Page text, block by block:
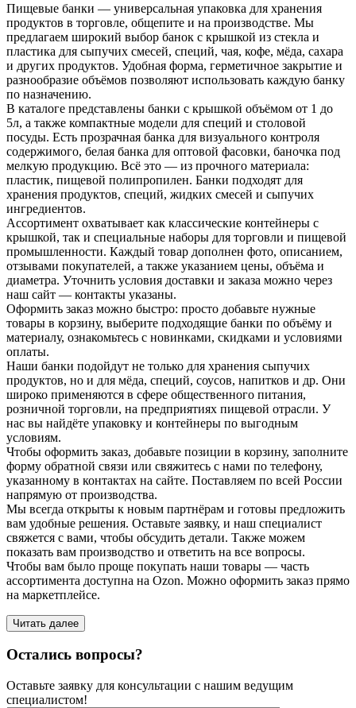
Пищевые банки — универсальная упаковка для хранения
продуктов в торговле, общепите и на производстве. Мы
предлагаем широкий выбор банок с крышкой из стекла и
пластика для сыпучих смесей, специй, чая, кофе, мёда, сахара
и других продуктов. Удобная форма, герметичное закрытие и
разнообразие объёмов позволяют использовать каждую банку
по назначению.
В каталоге представлены банки с крышкой объёмом от 1 до
5л, а также компактные модели для специй и столовой
посуды. Есть прозрачная банка для визуального контроля
содержимого, белая банка для оптовой фасовки, баночка под
мелкую продукцию. Всё это — из прочного материала:
пластик, пищевой полипропилен. Банки подходят для
хранения продуктов, специй, жидких смесей и сыпучих
ингредиентов.
Ассортимент охватывает как классические контейнеры с
крышкой, так и специальные наборы для торговли и пищевой
промышленности. Каждый товар дополнен фото, описанием,
отзывами покупателей, а также указанием цены, объёма и
диаметра. Уточнить условия доставки и заказа можно через
наш сайт — контакты указаны.
Оформить заказ можно быстро: просто добавьте нужные
товары в корзину, выберите подходящие банки по объёму и
материалу, ознакомьтесь с новинками, скидками и условиями
оплаты.
Наши банки подойдут не только для хранения сыпучих
продуктов, но и для мёда, специй, соусов, напитков и др. Они
широко применяются в сфере общественного питания,
розничной торговли, на предприятиях пищевой отрасли. У
нас вы найдёте упаковку и контейнеры по выгодным
условиям.
Чтобы оформить заказ, добавьте позиции в корзину, заполните
форму обратной связи или свяжитесь с нами по телефону,
указанному в контактах на сайте. Поставляем по всей России
напрямую от производства.
Мы всегда открыты к новым партнёрам и готовы предложить
вам удобные решения. Оставьте заявку, и наш специалист
свяжется с вами, чтобы обсудить детали. Также можем
показать вам производство и ответить на все вопросы.
Чтобы вам было проще покупать наши товары — часть
ассортимента доступна на Ozon. Можно оформить заказ прямо
на маркетплейсе.
Читать далее
Остались вопросы?
Оставьте заявку для консультации с нашим ведущим
специалистом!